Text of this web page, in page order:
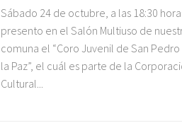
Sábado 24 de octubre, a las 18:30
presento en el Salón Multiuso de
comuna el “Coro Juvenil de San
la Paz”, el cuál es parte de la
Cultural...